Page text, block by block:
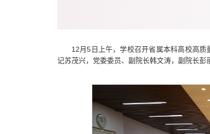
12月5日上午，学校召开省属本科高校高
记苏茂兴，党委委员、副院长韩文涛，副院长彭